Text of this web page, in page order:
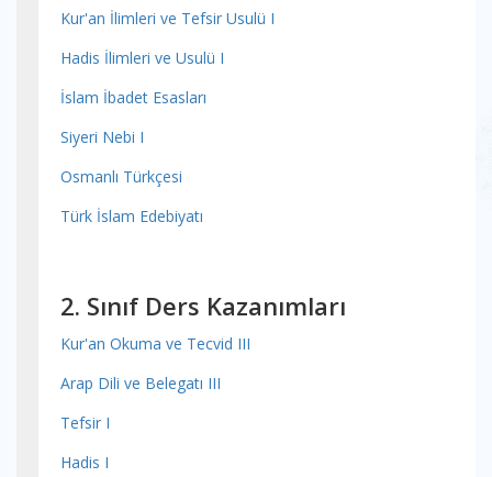
Kur'an İlimleri ve Tefsir Usulü I
Hadis İlimleri ve Usulü I
İslam İbadet Esasları
Siyeri Nebi I
Osmanlı Türkçesi
Türk İslam Edebiyatı
2. Sınıf Ders Kazanımları
Kur'an Okuma ve Tecvid III
Arap Dili ve Belegatı III
Tefsir I
Hadis I